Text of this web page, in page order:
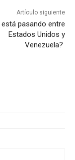
Artículo siguiente
está pasando entre
Estados Unidos y
Venezuela?